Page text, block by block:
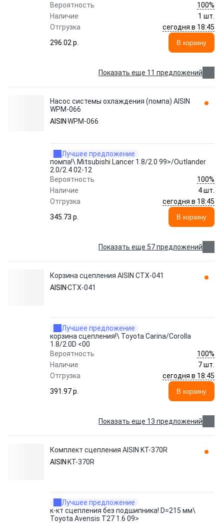
Вероятность
100%
Наличие
1 шт.
Отгрузка
сегодня в 18:45
296.02 p.
В корзину
Показать еще 11 предложений
Насос системы охлаждения (помпа) AISIN
WPM-066
AISIN WPM-066
Лучшее предложение
помпа!\ Mitsubishi Lancer 1.8/2.0 99>/Outlander
2.0/2.4 02-12
Вероятность
100%
Наличие
4 шт.
Отгрузка
сегодня в 18:45
345.73 p.
В корзину
Показать еще 57 предложений
Корзина сцепления AISIN CTX-041
AISIN CTX-041
Лучшее предложение
корзина сцепления!\ Toyota Carina/Corolla
1.8/2.0D <00
Вероятность
100%
Наличие
7 шт.
Отгрузка
сегодня в 18:45
391.97 p.
В корзину
Показать еще 13 предложений
Комплект сцепления AISIN KT-370R
AISIN KT-370R
Лучшее предложение
к-кт сцепления без подшипника! D=215 мм\
Toyota Avensis T27 1.6 09>